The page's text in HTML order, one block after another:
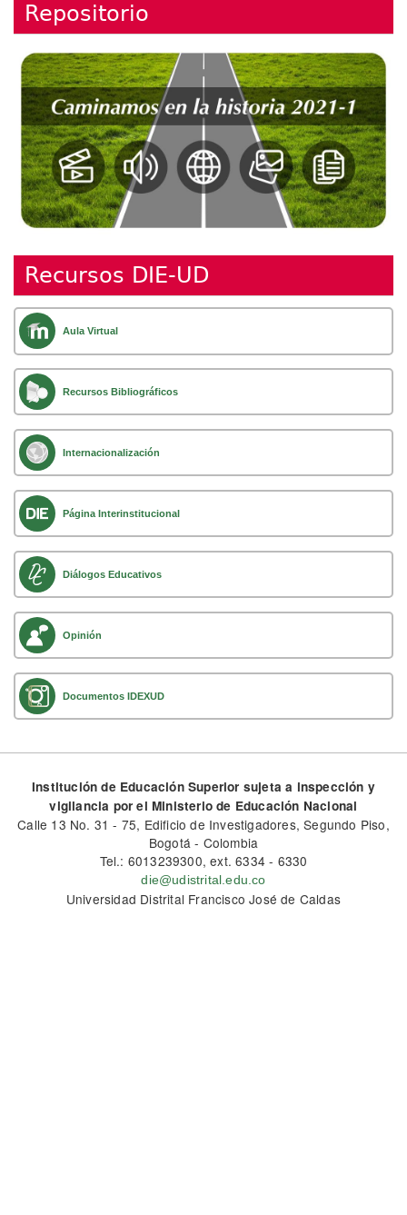
Repositorio
Recursos DIE-UD
Aula Virtual
Recursos Bibliográficos
Internacionalización
Página Interinstitucional
Diálogos Educativos
Opinión
Documentos IDEXUD
Institución de Educación Superior sujeta a inspección y
vigilancia por el Ministerio de Educación Nacional
Calle 13 No. 31 - 75, Edificio de Investigadores, Segundo Piso,
Bogotá - Colombia
Tel.: 6013239300, ext. 6334 - 6330
die@udistrital.edu.co
Universidad Distrital Francisco José de Caldas